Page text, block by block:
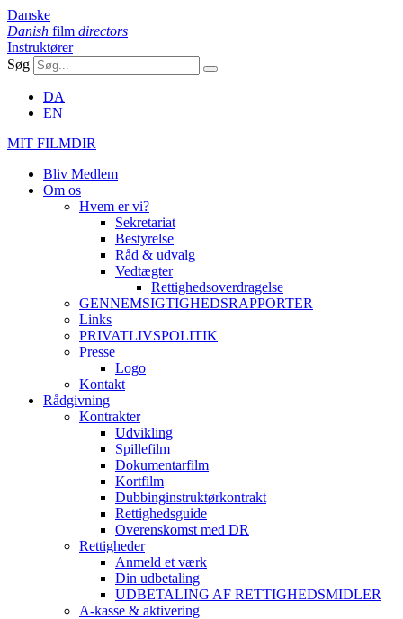
Danske
Danish film directors
Instruktører
Søg
DA
EN
MIT FILMDIR
Bliv Medlem
Om os
Hvem er vi?
Sekretariat
Bestyrelse
Råd & udvalg
Vedtægter
Rettighedsoverdragelse
GENNEMSIGTIGHEDSRAPPORTER
Links
PRIVATLIVSPOLITIK
Presse
Logo
Kontakt
Rådgivning
Kontrakter
Udvikling
Spillefilm
Dokumentarfilm
Kortfilm
Dubbinginstruktørkontrakt
Rettighedsguide
Overenskomst med DR
Rettigheder
Anmeld et værk
Din udbetaling
UDBETALING AF RETTIGHEDSMIDLER
A-kasse & aktivering